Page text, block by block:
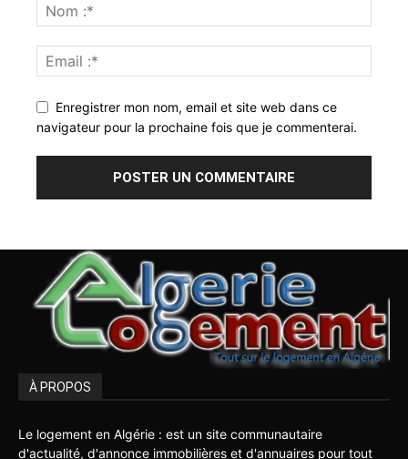
Enregistrer mon nom, email et site web dans ce
navigateur pour la prochaine fois que je commenterai.
À PROPOS
Le logement en Algérie : est un site communautaire
d'actualité, d'annonce immobilières et d'annuaires pour tout